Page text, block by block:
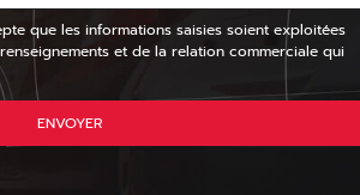
que les informations saisies soient exploitées
et de la relation commerciale qui
ENVOYER